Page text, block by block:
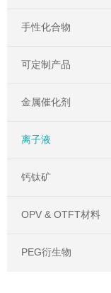
手性化合物
可定制产品
金属催化剂
离子液
钙钛矿
OPV & OTFT材料
PEG衍生物